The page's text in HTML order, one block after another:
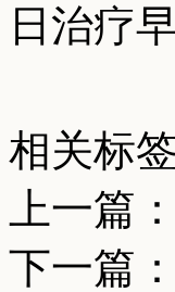
日治疗
相关标签
上一篇：
下一篇